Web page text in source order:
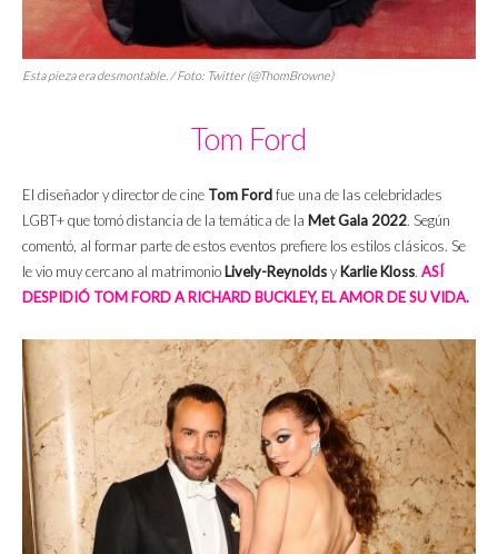
Esta pieza era desmontable. / Foto: Twitter (@ThomBrowne)
Tom Ford
El diseñador y director de cine Tom Fordfue una de las celebridades
LGBT+ que tomó distancia de la temática de la Met Gala 2022. Según
comentó, al formar parte de estos eventos prefiere los estilos clásicos. Se
le vio muy cercano al matrimonioLively-ReynoldsyKarlie Kloss. ASÍ
DESPIDIÓ TOM FORD A RICHARD BUCKLEY, EL AMOR DE SU VIDA.